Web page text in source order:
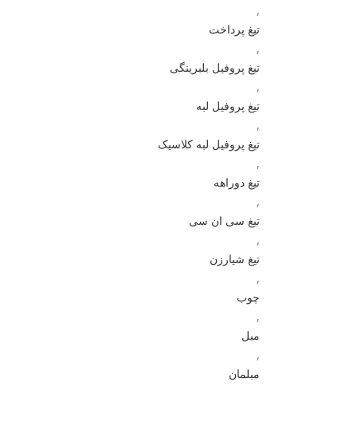
,
تیغ پرداخت
,
تیغ پروفیل بلبرینگی
,
تیغ پروفیل لبه
,
تیغ پروفیل لبه کلاسیک
,
تیغ دوراهه
,
تیغ سی ان سی
,
تیغ شیارزن
,
چوب
,
مبل
,
مبلمان